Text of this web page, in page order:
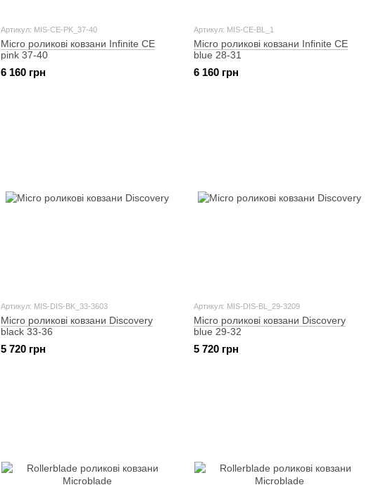
Артикул: MIS-CE-PK_37-40
Micro роликові ковзани Infinite CE
pink 37-40
6 160 грн
Артикул: MIS-CE-BL_1
Micro роликові ковзани Infinite CE
blue 28-31
6 160 грн
Артикул: MIS-DIS-BK_33-3603
Micro роликові ковзани Discovery
black 33-36
5 720 грн
Артикул: MIS-DIS-BL_29-3209
Micro роликові ковзани Discovery
blue 29-32
5 720 грн